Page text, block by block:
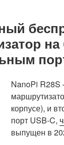
NanoPi R28S
корпусе), и
порт USB-C,
выпущен в